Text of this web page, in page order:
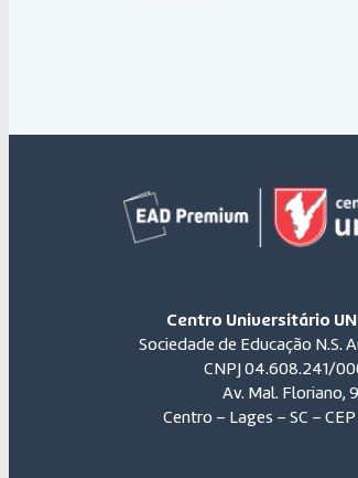
Centro Universitário
Sociedade de Educação N.S.
CNPJ 04.608.241/
Av. Mal. Floriano,
Centro – Lages – SC –